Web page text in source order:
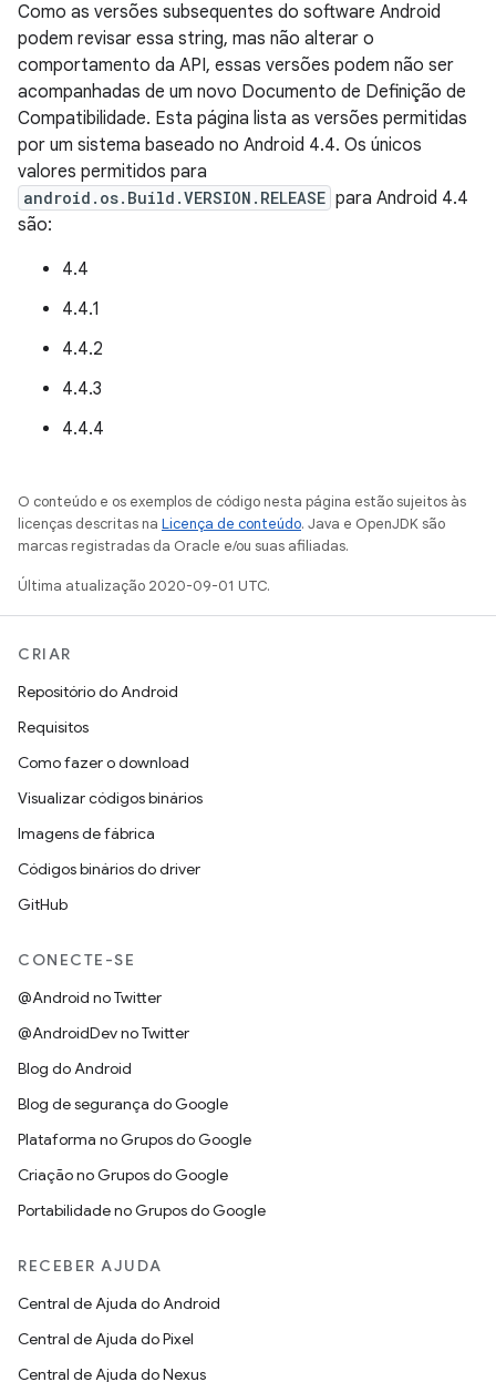
Como as versões subsequentes do software Android
podem revisar essa string, mas não alterar o
comportamento da API, essas versões podem não ser
acompanhadas de um novo Documento de Definição de
Compatibilidade. Esta página lista as versões permitidas
por um sistema baseado no Android 4.4. Os únicos
valores permitidos para
android.os.Build.VERSION.RELEASE para Android 4.4
são:
4.4
4.4.1
4.4.2
4.4.3
4.4.4
O conteúdo e os exemplos de código nesta página estão sujeitos às
licenças descritas na Licença de conteúdo. Java e OpenJDK são
marcas registradas da Oracle e/ou suas afiliadas.
Última atualização 2020-09-01 UTC.
CRIAR
Repositório do Android
Requisitos
Como fazer o download
Visualizar códigos binários
Imagens de fábrica
Códigos binários do driver
GitHub
CONECTE-SE
@Android no Twitter
@AndroidDev no Twitter
Blog do Android
Blog de segurança do Google
Plataforma no Grupos do Google
Criação no Grupos do Google
Portabilidade no Grupos do Google
RECEBER AJUDA
Central de Ajuda do Android
Central de Ajuda do Pixel
Central de Ajuda do Nexus